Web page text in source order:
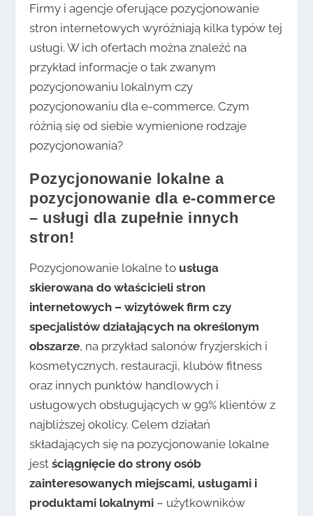
Firmy i agencje oferujące pozycjonowanie
stron internetowych wyróżniają kilka typów tej
usługi. W ich ofertach można znaleźć na
przykład informacje o tak zwanym
pozycjonowaniu lokalnym czy
pozycjonowaniu dla e-commerce. Czym
różnią się od siebie wymienione rodzaje
pozycjonowania?
Pozycjonowanie lokalne a
pozycjonowanie dla e-commerce
– usługi dla zupełnie innych
stron!
Pozycjonowanie lokalne to usługa
skierowana do właścicieli stron
internetowych – wizytówek firm czy
specjalistów działających na określonym
obszarze, na przykład salonów fryzjerskich i
kosmetycznych, restauracji, klubów fitness
oraz innych punktów handlowych i
usługowych obsługujących w 99% klientów z
najbliższej okolicy. Celem działań
składających się na pozycjonowanie lokalne
jestściągnięcie do strony osób
zainteresowanych miejscami, usługami i
produktami lokalnymi – użytkowników